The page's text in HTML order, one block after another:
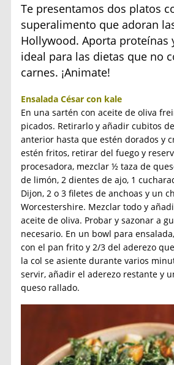
Te presentamos dos platos
superalimento que adoran
Hollywood. Aporta proteínas
ideal para las dietas que no
carnes. ¡Animate!
Ensalada César con kale
En una sartén con aceite de oliva
picados. Retirarlo y añadir cubitos
anterior hasta que estén dorados y
estén fritos, retirar del fuego y
procesadora, mezclar ½ taza de
de limón, 2 dientes de ajo, 1
Dijon, 2 o 3 filetes de anchoas y un
Worcestershire. Mezclar todo y
aceite de oliva. Probar y sazonar a
necesario. En un bowl para
con el pan frito y 2/3 del aderezo
la col se asiente durante varios
servir, añadir el aderezo restante y
queso rallado.